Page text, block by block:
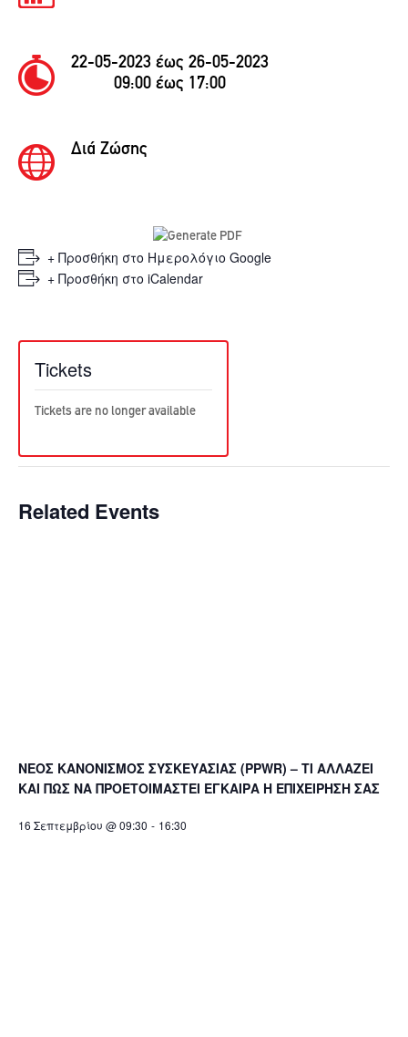
22-05-2023 έως 26-05-2023
09:00 έως 17:00
Διά Ζώσης
+ Προσθήκη στο Ημερολόγιο Google
+ Προσθήκη στο iCalendar
Tickets
Tickets are no longer available
Related Events
ΝΕΟΣ ΚΑΝΟΝΙΣΜΟΣ ΣΥΣΚΕΥΑΣΙΑΣ (PPWR) – ΤΙ ΑΛΛΑΖΕΙ
ΚΑΙ ΠΩΣ ΝΑ ΠΡΟΕΤΟΙΜΑΣΤΕΙ ΕΓΚΑΙΡΑ Η ΕΠΙΧΕΙΡΗΣΗ ΣΑΣ
16 Σεπτεμβρίου @ 09:30 - 16:30